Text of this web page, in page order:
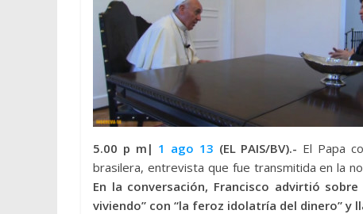
5.00 p m| 1 ago 13 (EL PAIS/BV).- El Papa
brasilera, entrevista que fue transmitida en la
En la conversación, Francisco advirtió
viviendo” con “la feroz idolatría del dinero” y